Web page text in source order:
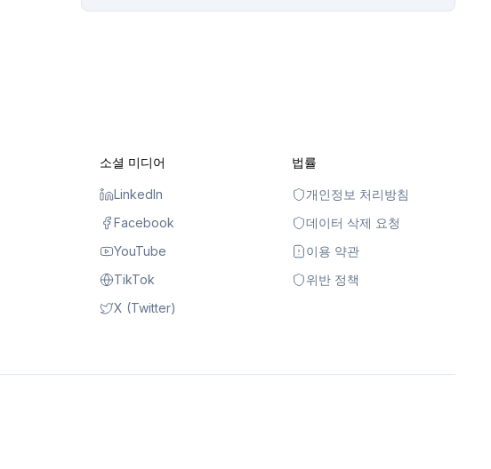
소셜 미디어
LinkedIn
Facebook
YouTube
TikTok
X (Twitter)
법률
개인정보 처리방침
데이터 삭제 요청
이용 약관
위반 정책